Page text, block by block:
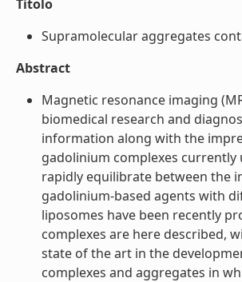
Titolo
Supramolecular aggregates
Abstract
Magnetic resonance imaging
biomedical research and
information along with the
gadolinium complexes
rapidly equilibrate between the
gadolinium-based agents with
liposomes have been recently
complexes are here described,
state of the art in the
complexes and aggregates in